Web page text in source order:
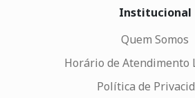
Institucional
Quem Somos
Horário de Atendimento
Política de